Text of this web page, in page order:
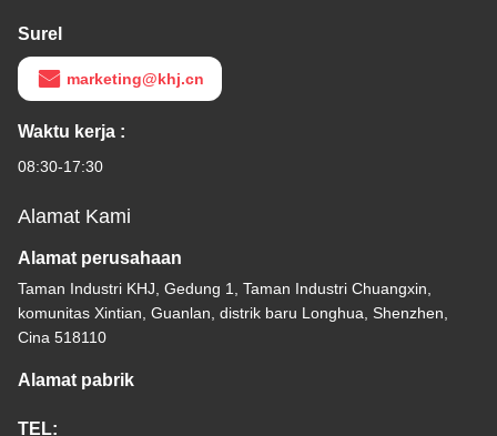
Surel
marketing@khj.cn
Waktu kerja :
08:30-17:30
Alamat Kami
Alamat perusahaan
Taman Industri KHJ, Gedung 1, Taman Industri Chuangxin,
komunitas Xintian, Guanlan, distrik baru Longhua, Shenzhen,
Cina 518110
Alamat pabrik
TEL: